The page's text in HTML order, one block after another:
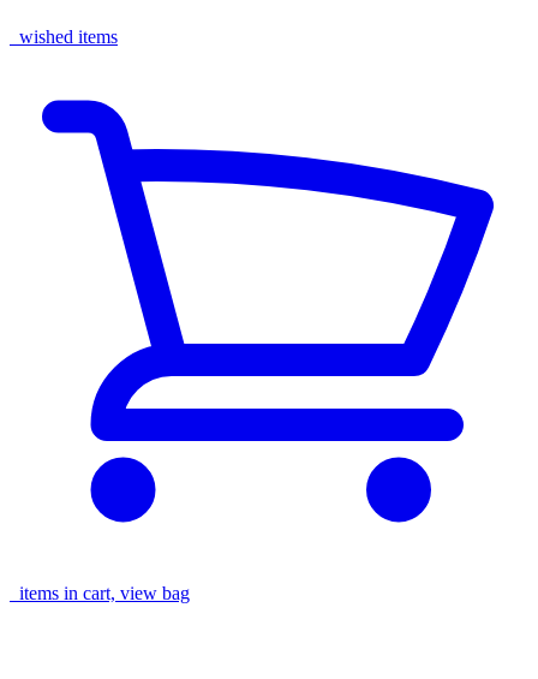
wished items
items in cart, view bag